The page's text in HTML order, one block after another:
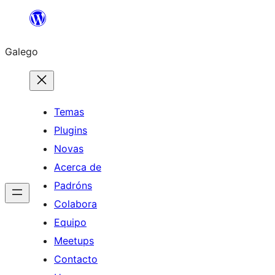
Saltar
contido
Galego
Temas
Plugins
Novas
Acerca de
Padróns
Colabora
Equipo
Meetups
Contacto